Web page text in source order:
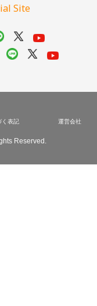
Site
Reserved.
く表記 運営会社